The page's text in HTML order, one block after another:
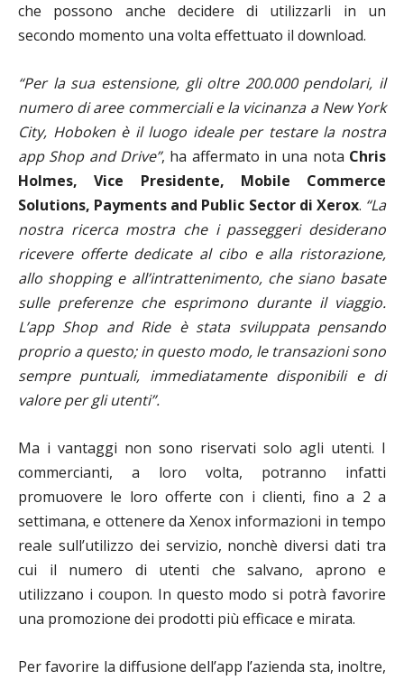
che possono anche decidere di utilizzarli in un
secondo momento una volta effettuato il download.
“Per la sua estensione, gli oltre 200.000 pendolari, il
numero di aree commerciali e la vicinanza a New York
City, Hoboken è il luogo ideale per testare la nostra
app Shop and Drive”, ha affermato in una nota Chris
Holmes, Vice Presidente, Mobile Commerce
Solutions, Payments and Public Sector di Xerox. “La
nostra ricerca mostra che i passeggeri desiderano
ricevere offerte dedicate al cibo e alla ristorazione,
allo shopping e all’intrattenimento, che siano basate
sulle preferenze che esprimono durante il viaggio.
L’app Shop and Ride è stata sviluppata pensando
proprio a questo; in questo modo, le transazioni sono
sempre puntuali, immediatamente disponibili e di
valore per gli utenti”.
Ma i vantaggi non sono riservati solo agli utenti. I
commercianti, a loro volta, potranno infatti
promuovere le loro offerte con i clienti, fino a 2 a
settimana, e ottenere da Xenox informazioni in tempo
reale sull’utilizzo dei servizio, nonchè diversi dati tra
cui il numero di utenti che salvano, aprono e
utilizzano i coupon. In questo modo si potrà favorire
una promozione dei prodotti più efficace e mirata.
Per favorire la diffusione dell’app l’azienda sta, inoltre,